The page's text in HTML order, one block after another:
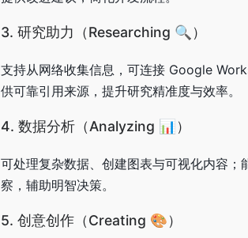
3. 研究助力（Researching 🔍）
支持从网络收集信息，可连接 Google
供可靠引用来源，提升研究精准度与效率。
4. 数据分析（Analyzing 📊）
可处理复杂数据、创建图表与可视化内容
察，辅助明智决策。
5. 创意创作（Creating 🎨）